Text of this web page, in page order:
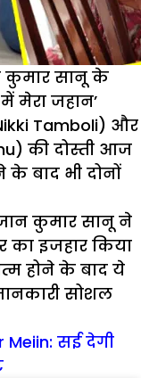
कुमार सानू के
मेरा जहान’
Tamboli) और
की दोस्ती आज
के बाद भी दोनों
कुमार सानू ने
का इजहार किया
होने के बाद ये
सोशल
Meiin: सई देगी